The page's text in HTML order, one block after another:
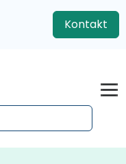
Kontakt